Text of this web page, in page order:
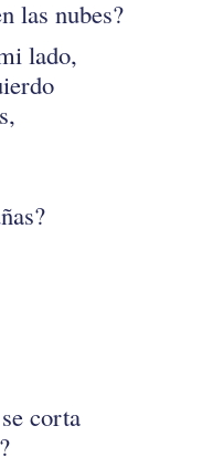
las nubes?
lado,
corta